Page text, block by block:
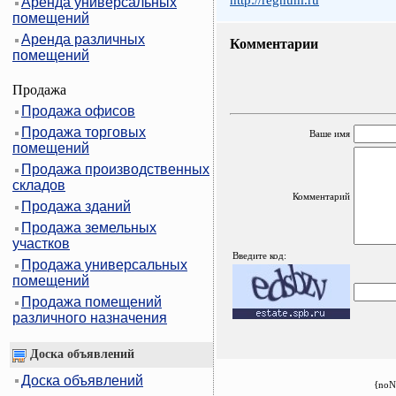
помещений
Аренда различных
помещений
Продажа
Продажа офисов
Продажа торговых
помещений
Продажа производственных
складов
Продажа зданий
Продажа земельных
участков
Продажа универсальных
помещений
Продажа помещений
различного назначения
Доска объявлений
Доска объявлений
Комментарии
Ваше имя
Комментарий
Введите код: